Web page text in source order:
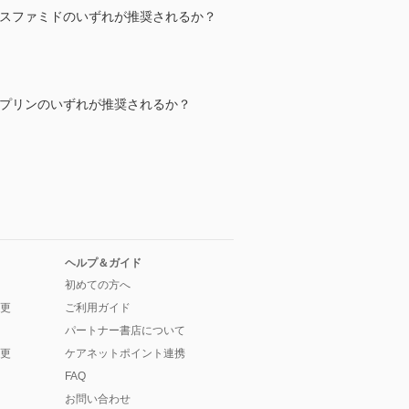
ファミドのいずれが推奨されるか？
リンのいずれが推奨されるか？
ヘルプ＆ガイド
初めての方へ
ご利用ガイド
パートナー書店について
ケアネットポイント連携
FAQ
お問い合わせ